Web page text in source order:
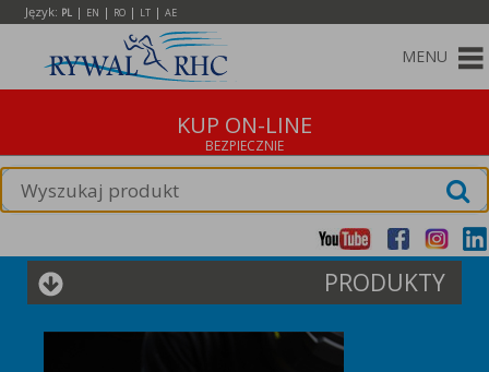
Język: PL | EN | RO | LT | AE
MENU
KUP ON-LINE
PRODUKTY